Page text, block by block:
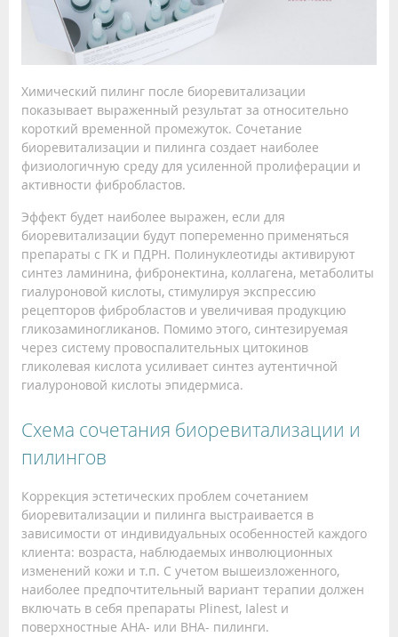
Химический пилинг после биоревитализации
показывает выраженный результат за относительно
короткий временной промежуток. Сочетание
биоревитализации и пилинга создает наиболее
физиологичную среду для усиленной пролиферации и
активности фибробластов.
Эффект будет наиболее выражен, если для
биоревитализации будут попеременно применяться
препараты с ГК и ПДРН. Полинуклеотиды активируют
синтез ламинина, фибронектина, коллагена, метаболиты
гиалуроновой кислоты, стимулируя экспрессию
рецепторов фибробластов и увеличивая продукцию
гликозаминогликанов. Помимо этого, синтезируемая
через систему провоспалительных цитокинов
гликолевая кислота усиливает синтез аутентичной
гиалуроновой кислоты эпидермиса.
Схема сочетания биоревитализации и
пилингов
Коррекция эстетических проблем сочетанием
биоревитализации и пилинга выстраивается в
зависимости от индивидуальных особенностей каждого
клиента: возраста, наблюдаемых инволюционных
изменений кожи и т.п. С учетом вышеизложенного,
наиболее предпочтительный вариант терапии должен
включать в себя препараты Plinest, Ialest и
поверхностные AHA- или BHA- пилинги.